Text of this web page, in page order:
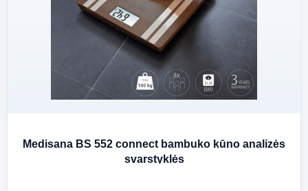
Medisana BS 552 connect bambuko kūno analizės
svarstyklės